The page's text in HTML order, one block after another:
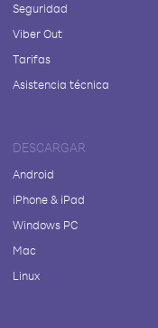
Seguridad
Viber Out
Tarifas
Asistencia técnica
DESCARGAR
Android
iPhone & iPad
Windows PC
Mac
Linux